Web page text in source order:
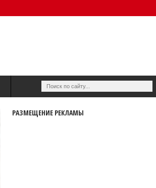
РАЗМЕЩЕНИЕ РЕКЛАМЫ